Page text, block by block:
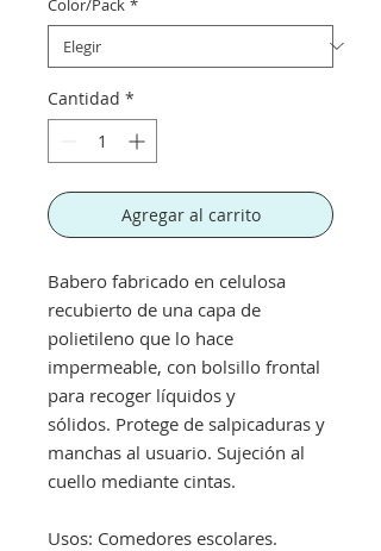
Color/Pack *
Cantidad *
Agregar al carrito
Babero fabricado en celulosa
recubierto de una capa de
polietileno que lo hace
impermeable, con bolsillo frontal
para recoger líquidos y
sólidos. Protege de salpicaduras y
manchas al usuario. Sujeción al
cuello mediante cintas.
Usos: Comedores escolares.